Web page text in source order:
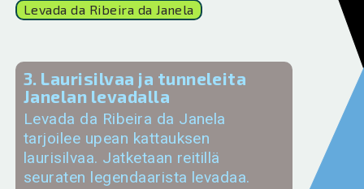
Levada da Ribeira da Janela
3. Laurisilvaa ja tunneleita
Janelan levadalla
Levada da Ribeira da Janela
tarjoilee upean kattauksen
laurisilvaa. Jatketaan reitillä
seuraten legendaarista levadaa.